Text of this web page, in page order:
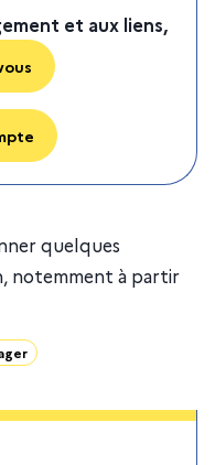
et aux liens,
quelques
notemment à partir